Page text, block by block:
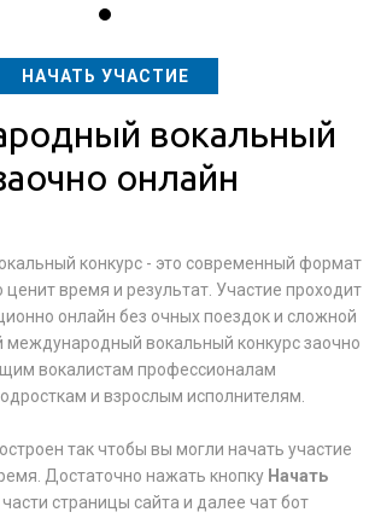
НАЧАТЬ УЧАСТИЕ
вокальный
онлайн
конкурс - это современный формат
ценит время и результат. Участие проходит
онлайн без очных поездок и сложной
международный вокальный конкурс заочно
вокалистам профессионалам
и взрослым исполнителям.
так чтобы вы могли начать участие
Достаточно нажать кнопку Начать
страницы сайта и далее чат бот